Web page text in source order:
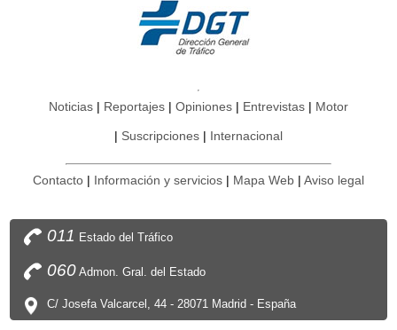
Noticias Reportajes Opiniones Entrevistas Motor
Suscripciones Internacional
Contacto Información y servicios Mapa Web Aviso legal
011 Estado del Tráfico
060Admon. Gral. del Estado
C/ Josefa Valcarcel, 44 - 28071 Madrid - España